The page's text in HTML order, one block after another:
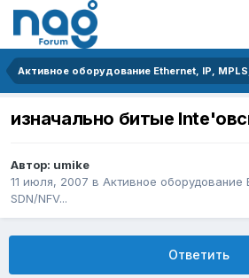
изначально битые
Автор: umike
11 июля, 2007 в Активное оборудование
SDN/NFV...
Ответить